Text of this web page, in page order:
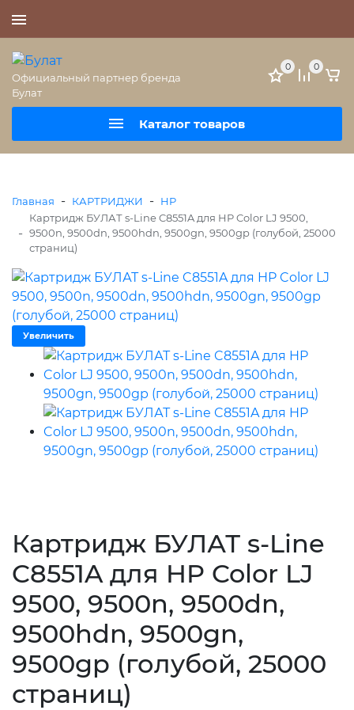
Официальный партнер бренда
Булат
Каталог товаров
0 0
Главная - КАРТРИДЖИ - HP
-
Картридж БУЛАТ s-Line C8551A для HP Color LJ 9500,
9500n, 9500dn, 9500hdn, 9500gn, 9500gp (голубой, 25000
страниц)
Увеличить
Картридж БУЛАТ s-Line
C8551A для HP Color LJ
9500, 9500n, 9500dn,
9500hdn, 9500gn,
9500gp (голубой, 25000
страниц)